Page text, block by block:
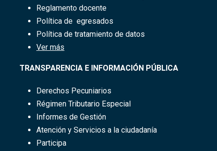
Reglamento docente
Política de egresados
Política de tratamiento de datos
Ver más
TRANSPARENCIA E INFORMACIÓN PÚBLICA
Derechos Pecuniarios
Régimen Tributario Especial
Informes de Gestión
Atención y Servicios a la ciudadanía
Participa